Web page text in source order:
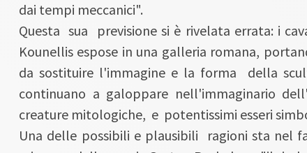
dai tempi meccanici".
Questa sua previsione si è rivelata errata: i
Kounellis espose in una galleria romana,
da sostituire l'immagine e la forma della
continuano a galoppare nell'immaginario
creature mitologiche, e potentissimi esseri
Una delle possibili e plausibili ragioni sta